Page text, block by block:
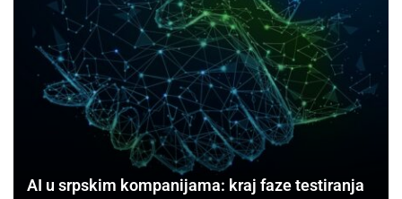
AI u srpskim kompanijama: kraj faze testiranja